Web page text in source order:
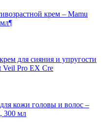
крем – Mamu
для сияния и упругости
Veil Pro EX Cre
кожи головы и волос –
300 мл